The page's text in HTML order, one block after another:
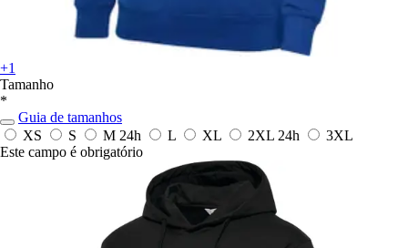
+1
Tamanho
*
Guia de tamanhos
XS
S M 24h L XL 2XL 24h
3XL
Este campo é obrigatório